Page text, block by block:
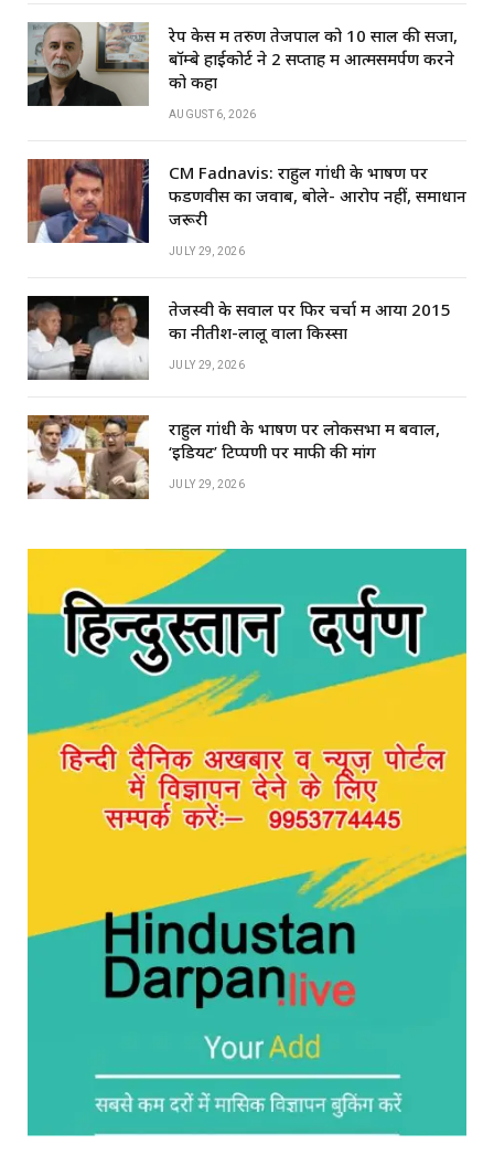
रेप केस में तरुण तेजपाल को 10 साल की सजा,
बॉम्बे हाईकोर्ट ने 2 सप्ताह में आत्मसमर्पण करने
को कहा
AUGUST 6, 2026
CM Fadnavis: राहुल गांधी के भाषण पर
फडणवीस का जवाब, बोले- आरोप नहीं, समाधान
जरूरी
JULY 29, 2026
तेजस्वी के सवाल पर फिर चर्चा में आया 2015
का नीतीश-लालू वाला किस्सा
JULY 29, 2026
राहुल गांधी के भाषण पर लोकसभा में बवाल,
‘इडियट’ टिप्पणी पर माफी की मांग
JULY 29, 2026